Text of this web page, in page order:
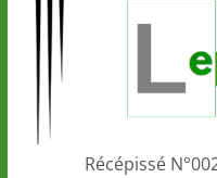
marque
la
Togo:
Récépissé